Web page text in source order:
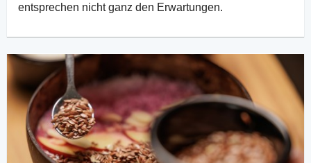
entsprechen nicht ganz den Erwartungen.